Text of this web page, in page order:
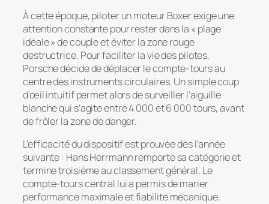
À cette époque, piloter un moteur Boxer exige une
attention constante pour rester dans la « plage
idéale » de couple et éviter la zone rouge
destructrice. Pour faciliter la vie des pilotes,
Porsche décide de déplacer le compte-tours au
centre des instruments circulaires. Un simple coup
d’œil intuitif permet alors de surveiller l’aiguille
blanche qui s’agite entre 4 000 et 6 000 tours, avant
de frôler la zone de danger.
L’efficacité du dispositif est prouvée dès l’année
suivante : Hans Herrmann remporte sa catégorie et
termine troisième au classement général. Le
compte-tours central lui a permis de marier
performance maximale et fiabilité mécanique.